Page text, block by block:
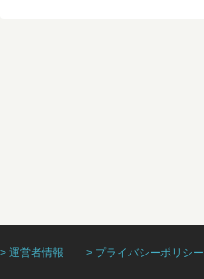
> 運営者情報 > プライバシーポリシー